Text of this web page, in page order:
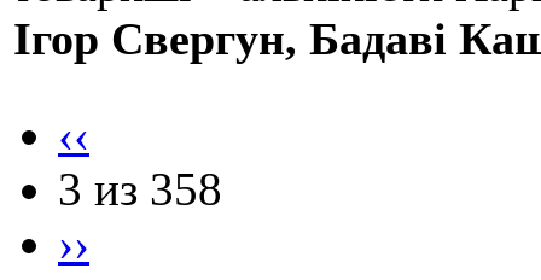
Ігор Свергун, Бадаві
‹‹
3 из 358
››